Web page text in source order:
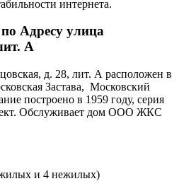
интернета.
Адресу улица
А
д. 28, лит. А расположен в
Застава, Московский
построено в 1959 году, серия
Обслуживает дом ООО ЖКС
и 4 нежилых)